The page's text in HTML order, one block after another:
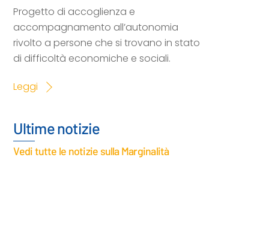
Progetto di accoglienza e
accompagnamento all’autonomia
rivolto a persone che si trovano in stato
di difficoltà economiche e sociali.
Leggi
Ultime notizie
Vedi tutte le notizie sulla Marginalità